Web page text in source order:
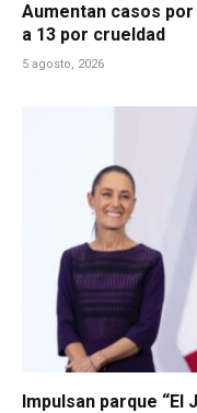
Aumentan casos
a 13 por crueldad
5 agosto, 2026
Impulsan parque